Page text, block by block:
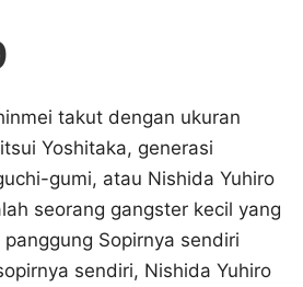
takut dengan ukuran
Yoshitaka, generasi
gumi, atau Nishida Yuhiro
seorang gangster kecil yang
Sopirnya sendiri
sendiri, Nishida Yuhiro